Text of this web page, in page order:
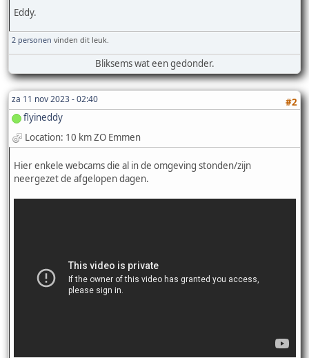
Eddy.
2 personen vinden dit leuk.
Bliksems wat een gedonder.
za 11 nov 2023 - 02:40
#2
flyineddy
Location: 10 km ZO Emmen
Hier enkele webcams die al in de omgeving stonden/zijn
neergezet de afgelopen dagen.